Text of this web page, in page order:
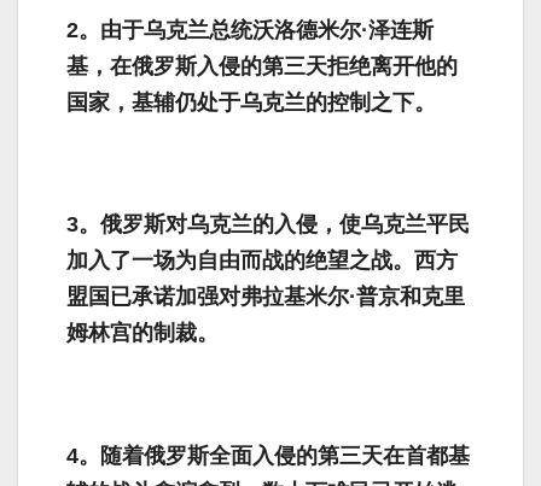
2。由于乌克兰总统沃洛德米尔·泽连斯
基，在俄罗斯入侵的第三天拒绝离开他的
国家，基辅仍处于乌克兰的控制之下。
3。俄罗斯对乌克兰的入侵，使乌克兰平民
加入了一场为自由而战的绝望之战。西方
盟国已承诺加强对弗拉基米尔·普京和克里
姆林宫的制裁。
4。随着俄罗斯全面入侵的第三天在首都基